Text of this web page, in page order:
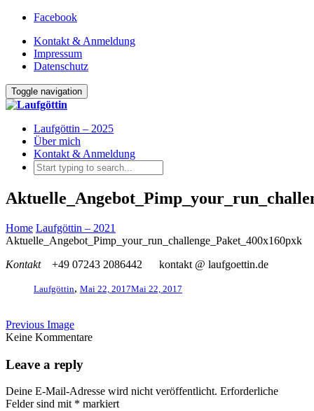
Facebook
Kontakt & Anmeldung
Impressum
Datenschutz
Toggle navigation
Laufgöttin – 2025
Über mich
Kontakt & Anmeldung
Home Laufgöttin – 2021
Aktuelle_Angebot_Pimp_your_run_challenge_Paket_400x160pxk
Kontakt
+49 07243 2086442 kontakt @ laufgoettin.de
Laufgöttin, Mai 22, 2017Mai 22, 2017
Previous Image
Keine Kommentare
Leave a reply
Deine E-Mail-Adresse wird nicht veröffentlicht. Erforderliche
Felder sind mit * markiert